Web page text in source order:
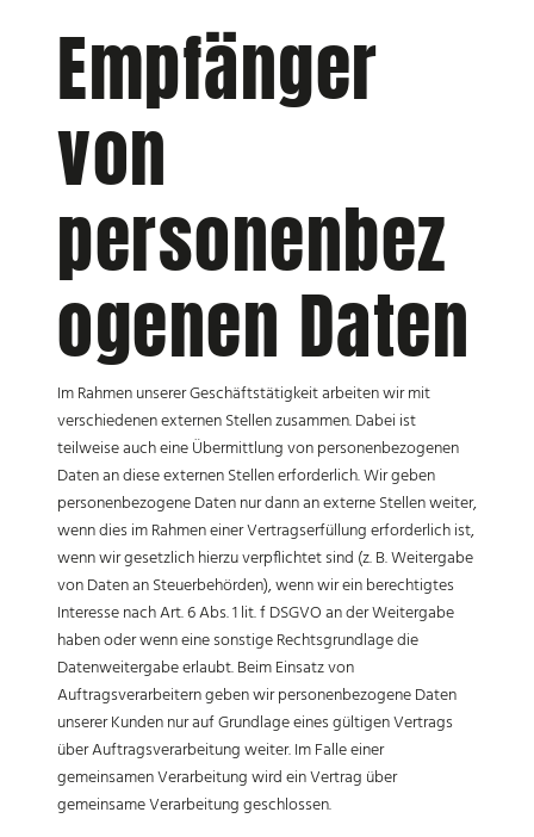
Empfänger
von
personenbez
ogenen Daten
Im Rahmen unserer Geschäftstätigkeit arbeiten wir mit
verschiedenen externen Stellen zusammen. Dabei ist
teilweise auch eine Übermittlung von personenbezogenen
Daten an diese externen Stellen erforderlich. Wir geben
personenbezogene Daten nur dann an externe Stellen weiter,
wenn dies im Rahmen einer Vertragserfüllung erforderlich ist,
wenn wir gesetzlich hierzu verpflichtet sind (z. B. Weitergabe
von Daten an Steuerbehörden), wenn wir ein berechtigtes
Interesse nach Art. 6 Abs. 1 lit. f DSGVO an der Weitergabe
haben oder wenn eine sonstige Rechtsgrundlage die
Datenweitergabe erlaubt. Beim Einsatz von
Auftragsverarbeitern geben wir personenbezogene Daten
unserer Kunden nur auf Grundlage eines gültigen Vertrags
über Auftragsverarbeitung weiter. Im Falle einer
gemeinsamen Verarbeitung wird ein Vertrag über
gemeinsame Verarbeitung geschlossen.